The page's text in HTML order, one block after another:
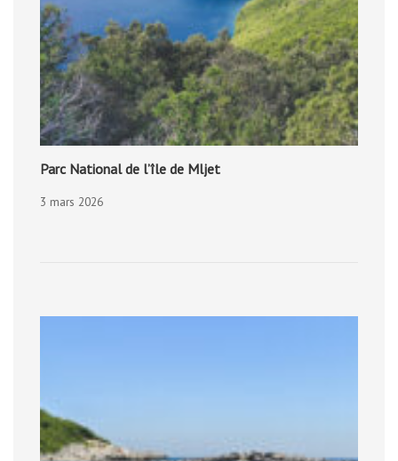
Parc National de l’île de Mljet
3 mars 2026